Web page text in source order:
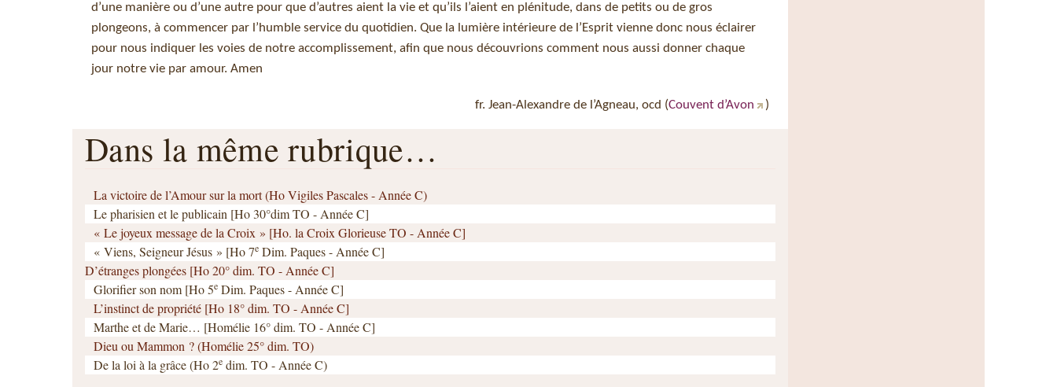
d’une manière ou d’une autre pour que d’autres aient la vie et qu’ils l’aient en plénitude, dans de petits ou de gros
plongeons, à commencer par l’humble service du quotidien. Que la lumière intérieure de l’Esprit vienne donc nous éclairer
pour nous indiquer les voies de notre accomplissement, afin que nous découvrions comment nous aussi donner chaque
jour notre vie par amour. Amen
fr. Jean-Alexandre de l’Agneau, ocd (Couvent d’Avon )
Dans la même rubrique…
La victoire de l’Amour sur la mort (Ho Vigiles Pascales - Année C)
Le pharisien et le publicain [Ho 30°dim TO - Année C]
« Le joyeux message de la Croix » [Ho. la Croix Glorieuse TO - Année C]
« Viens, Seigneur Jésus » [Ho 7e Dim. Paques - Année C]
D’étranges plongées [Ho 20° dim. TO - Année C]
Glorifier son nom [Ho 5e Dim. Paques - Année C]
L’instinct de propriété [Ho 18° dim. TO - Année C]
Marthe et de Marie… [Homélie 16° dim. TO - Année C]
Dieu ou Mammon ? (Homélie 25° dim. TO)
De la loi à la grâce (Ho 2e dim. TO - Année C)